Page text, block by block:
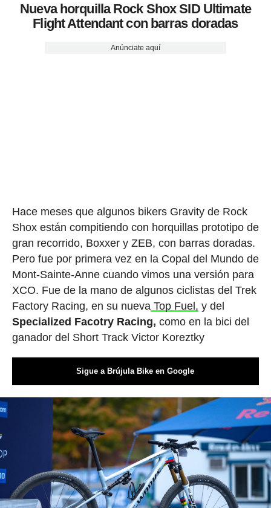
Nueva horquilla Rock Shox SID Ultimate
Flight Attendant con barras doradas
Anúnciate aquí
Hace meses que algunos bikers Gravity de Rock
Shox están compitiendo con horquillas prototipo de
gran recorrido, Boxxer y ZEB, con barras doradas.
Pero fue por primera vez en la Copal del Mundo de
Mont-Sainte-Anne cuando vimos una versión para
XCO. Fue de la mano de algunos ciclistas del Trek
Factory Racing, en su nuevaTop Fuel, y del
Specialized Facotry Racing, como en la bici del
ganador del Short Track Victor Koreztky
Sigue a Brújula Bike en Google